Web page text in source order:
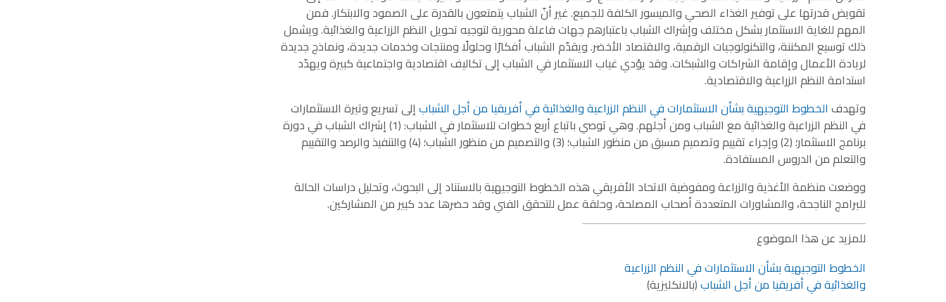
تقويض قدرتها على توفير الغذاء الصحي والميسور الكلفة للجميع. غير أنّ الشباب يتمتعون بالقدرة على الصمود والابتكار. فمن
المهم للغاية الاستثمار بشكل مختلف وإشراك الشباب باعتبارهم جهات فاعلة محورية لتوجيه تحويل النظم الزراعية والغذائية. ويشمل
ذلك توسيع المكننة، والتكنولوجيات الرقمية، والاقتصاد الأخضر. ويقدّم الشباب أفكارًا وحلولًا ومنتجات وخدمات جديدة، ونماذج جديدة
لريادة الأعمال وإقامة الشراكات والشبكات. وقد يؤدي غياب الاستثمار في الشباب إلى تكاليف اقتصادية واجتماعية كبيرة ويهدّد
استدامة النظم الزراعية والاقتصادية.
وتهدف الخطوط التوجيهية بشأن الاستثمارات في النظم الزراعية والغذائية في أفريقيا من أجل الشبابإلى تسريع وتيرة الاستثمارات
في النظم الزراعية والغذائية مع الشباب ومن أجلهم. وهي توصي باتباع أربع خطوات للاستثمار في الشباب: (1) إشراك الشباب في دورة
برنامج الاستثمار؛ (2) وإجراء تقييم وتصميم مسبق من منظور الشباب؛ (3) والتصميم من منظور الشباب؛ (4) والتنفيذ والرصد والتقييم
والتعلم من الدروس المستفادة.
ووضعت منظمة الأغذية والزراعة ومفوضية الاتحاد الأفريقي هذه الخطوط التوجيهية بالاستناد إلى البحوث، وتحليل دراسات الحالة
للبرامج الناجحة، والمشاورات المتعددة أصحاب المصلحة، وحلقة عمل للتحقق الفني وقد حضرها عدد كبير من المشاركين.
للمزيد عن هذا الموضوع
الخطوط التوجيهية بشأن الاستثمارات في النظم الزراعية
والغذائية في أفريقيا من أجل الشباب(بالانكليزية)